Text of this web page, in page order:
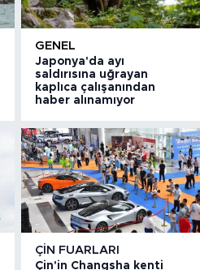
GENEL
Japonya'da ayı
saldırısına uğrayan
kaplıca çalışanından
haber alınamıyor
ÇIN FUARLARI
Çin'in Changsha kenti